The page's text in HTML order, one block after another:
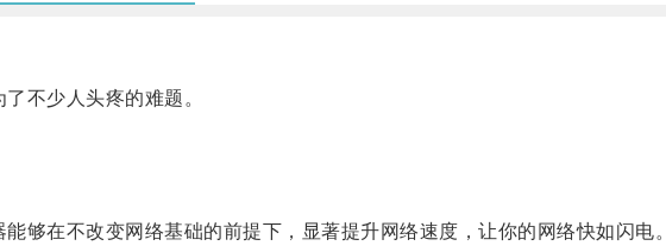
不少人头疼的难题。
在不改变网络基础的前提下，显著提升网络速度，让你的网络快如闪电。